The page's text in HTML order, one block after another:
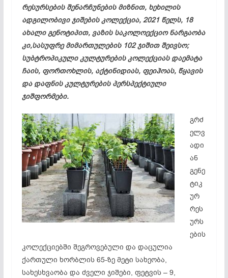
რესურსების შენარჩუნების მიზნით, ხეხილის
ადგილობივი ჯიშების კოლექცია, 2021 წელს, 18
ახალი გენოტიპით, ვაზის საკოლოექციო ნარგაობა
კი,სასუფრე მიმართულების 102 ჯიშით შეივსო;
სუბტროპიკული კულტურების კოლექციას დაემატა
ჩაის, ფორთოხლის, აქტინიდიას, ფეიჰოას, წყავის
და დაფნის კულტურების პერსპექტიული
ჯიშფორმები.
გრძ
ელვ
ადი
ან
გენე
ტიკ
ურ
რეს
ურს
ების
კოლექციებში შეგროვებული და დაცულია
ქართული ხორბლის 65-ზე მეტი სახეობა,
სახესხვაობა და ძველი ჯიშები, ფეტვის – 9,